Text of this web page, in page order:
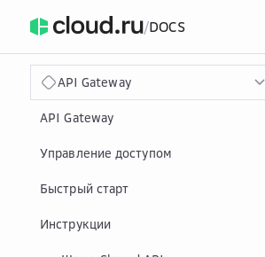
/DOCS
API Gateway
API Gateway
Управление доступом
Быстрый старт
Инструкции